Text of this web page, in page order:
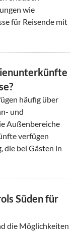
wie
für Reisende mit
häufig über
und
Außenbereiche
verfügen
die bei Gästen in
Süden für
die Möglichkeiten